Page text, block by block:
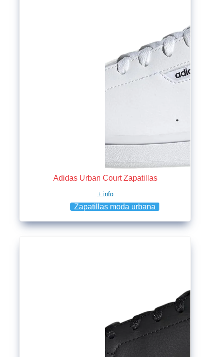
Adidas Urban Court Zapatillas
+ info
Zapatillas moda urbana